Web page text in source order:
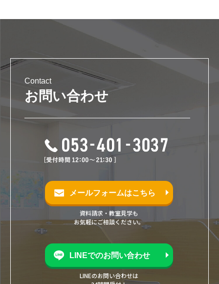
Contact
お問い合わせ
メールフォームはこちら
資料請求・教室見学も
お気軽にご相談ください。
LINEでのお問い合わせ
LINEのお問い合わせは